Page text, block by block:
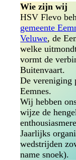
Wie zijn wij
HSV Flevo
gemeente
Veluwe, de
welke
vormt de
Buitenvaart.
De vereniging
Eemnes.
Wij hebben
wijze de
Jaarlijks
wedstrijden
name snoek).